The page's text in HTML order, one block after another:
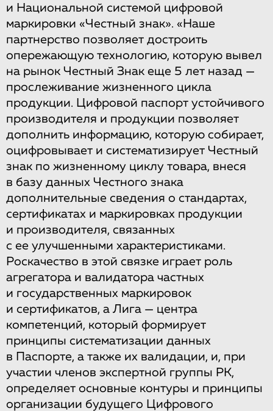
и Национальной системой цифровой
маркировки «Честный знак». «Наше
партнерство позволяет достроить
опережающую технологию, которую вывел
на рынок Честный Знак еще 5 лет назад —
прослеживание жизненного цикла
продукции. Цифровой паспорт устойчивого
производителя и продукции позволяет
дополнить информацию, которую собирает,
оцифровывает и систематизирует Честный
знак по жизненному циклу товара, внеся
в базу данных Честного знака
дополнительные сведения о стандартах,
сертификатах и маркировках продукции
и производителя, связанных
с ее улучшенными характеристиками.
Роскачество в этой связке играет роль
агрегатора и валидатора частных
и государственных маркировок
и сертификатов, а Лига — центра
компетенций, который формирует
принципы систематизации данных
в Паспорте, а также их валидации, и, при
участии членов экспертной группы РК,
определяет основные контуры и принципы
организации будущего Цифрового